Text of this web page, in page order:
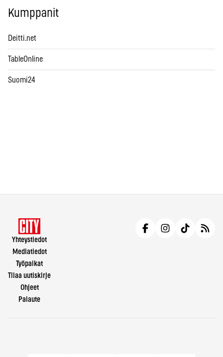
Kumppanit
Deitti.net
TableOnline
Suomi24
Yhteystiedot
Mediatiedot
Työpaikat
Tilaa uutiskirje
Ohjeet
Palaute